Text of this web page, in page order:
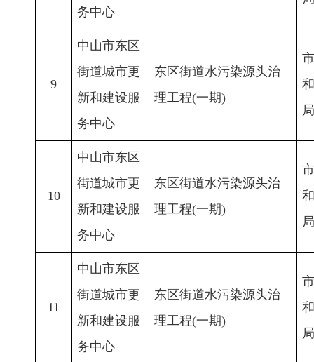
务中心
9
中山市东区
街道城市更
新和建设服
务中心
东区街道水污染源头治
理工程(一期)
局
10
中山市东区
街道城市更
新和建设服
务中心
东区街道水污染源头治
理工程(一期)
局
11
中山市东区
街道城市更
新和建设服
务中心
东区街道水污染源头治
理工程(一期)
局